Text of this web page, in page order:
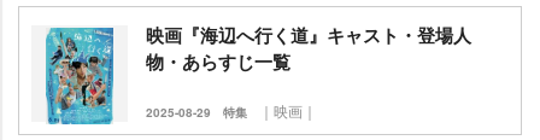
映画『海辺へ行く道』キャスト・登場人
物・あらすじ一覧
2025-08-29 特集 ｜映画｜